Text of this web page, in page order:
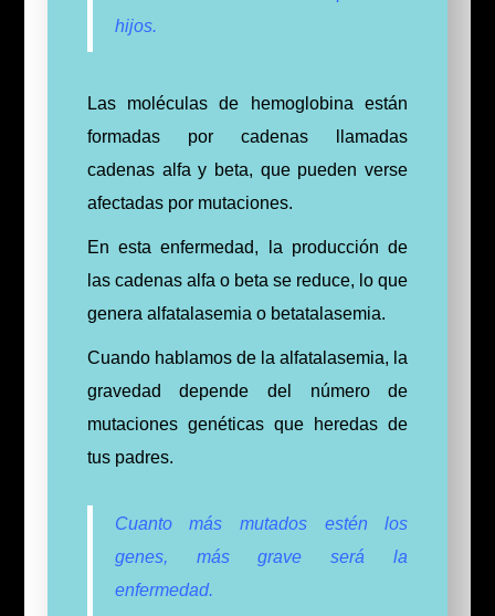
hijos.
Las moléculas de hemoglobina están
formadas por cadenas llamadas
cadenas alfa y beta, que pueden verse
afectadas por mutaciones.
En esta enfermedad, la producción de
las cadenas alfa o beta se reduce, lo que
genera alfatalasemia o betatalasemia.
Cuando hablamos de la alfatalasemia, la
gravedad depende del número de
mutaciones genéticas que heredas de
tus padres.
Cuanto más mutados estén los
genes, más grave será la
enfermedad.